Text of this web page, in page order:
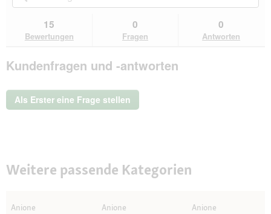
lesen
AniOne
Hund
Tucan
L
du
und
Antworten
durchsuchen
15
Bewertungen
0
Fragen
0
Antworten
Kundenfragen und -antworten
Als Erster eine Frage stellen
Weitere passende Kategorien
Anione
Anione
Anione